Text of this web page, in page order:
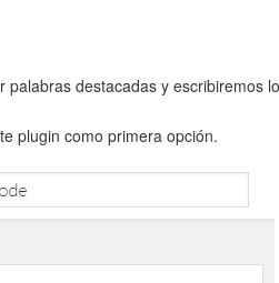
palabras destacadas y escribiremos
plugin como primera opción.